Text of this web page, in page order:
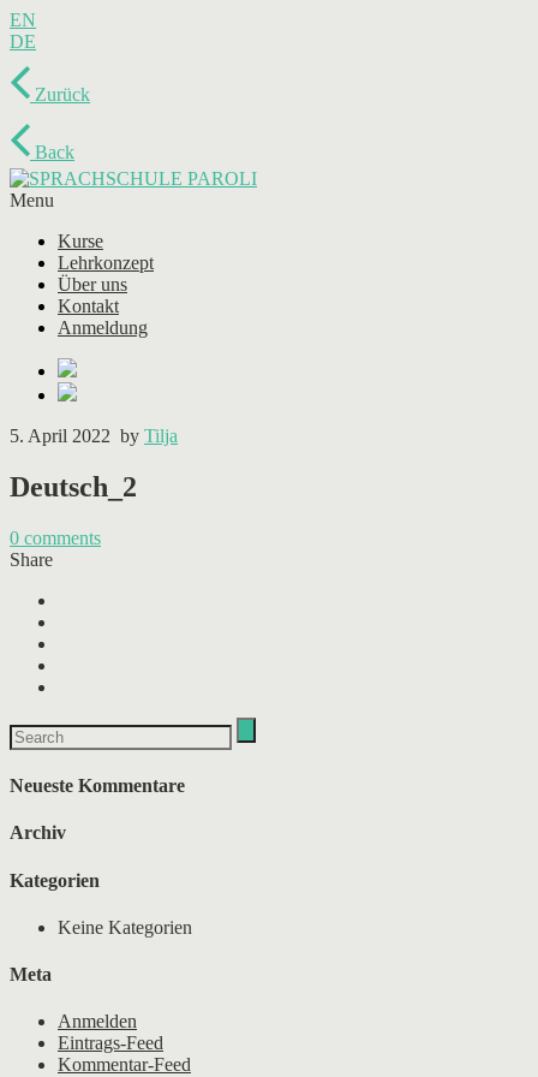
EN
DE
Zurück
Back
Menu
Kurse
Lehrkonzept
Über uns
Kontakt
Anmeldung
5. April 2022 by Tilja
Deutsch_2
0 comments
Share
Neueste Kommentare
Archiv
Kategorien
Keine Kategorien
Meta
Anmelden
Eintrags-Feed
Kommentar-Feed